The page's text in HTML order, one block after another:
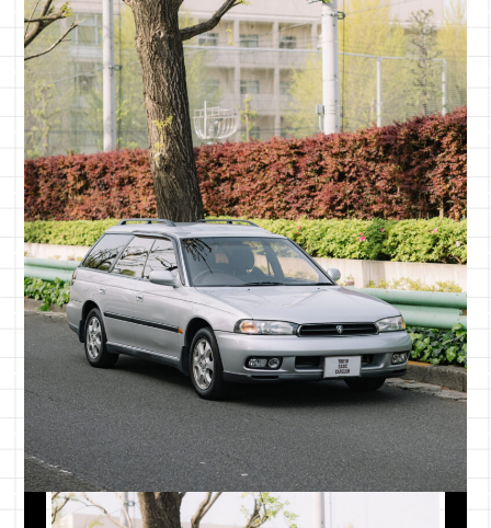
地方
費用（税抜）
一都三県
¥100,000
東京都・千
関東
¥120,000
茨城県・栃
東北
¥150,000
青森県・岩
中部
¥150,000
新潟県・富
近畿
¥180,000
三重県・滋
中国
¥200,000
鳥取県・島
四国
¥220,000
徳島県・香
九州
¥220,000
福岡県・佐
北海道
¥220,000